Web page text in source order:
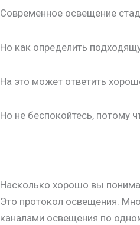
Современное освещение
Но как определить
На это может ответить
Но не беспокойтесь, потому
Насколько хорошо вы
Это протокол освещения.
каналами освещения по